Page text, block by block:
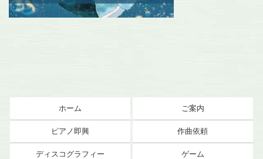
ホーム ご案内
ピアノ即興 作曲依頼
ディスコグラフィー ゲーム